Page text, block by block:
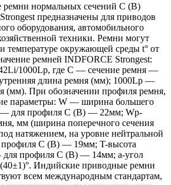
нормальных сечений С (В)
предназначены для приводов
оборудования, автомобильного
техники. Ремни могут
температуре окружающей среды t° от
ремней INDFORCE Strongest:
1000Lp, где C — сечение ремня —
длина ремня (мм); 1000Lp —
(мм). При обозначении профиля ремня,
параметры: W — ширина большего
— для профиля С (В) — 22мм; Wp-
мм (ширина поперечного сечения
натяжением, на уровне нейтральной
С (В) — 19мм; T-высота
профиля С (В) — 14мм; a-угол
Индийские приводные ремни
всем международным стандартам,